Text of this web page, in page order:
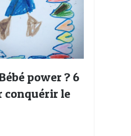
power ? 6
conquérir le